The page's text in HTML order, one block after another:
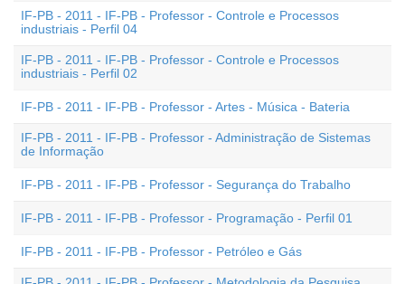
IF-PB - 2011 - IF-PB - Professor - Controle e Processos
industriais - Perfil 04
IF-PB - 2011 - IF-PB - Professor - Controle e Processos
industriais - Perfil 02
IF-PB - 2011 - IF-PB - Professor - Artes - Música - Bateria
IF-PB - 2011 - IF-PB - Professor - Administração de Sistemas
de Informação
IF-PB - 2011 - IF-PB - Professor - Segurança do Trabalho
IF-PB - 2011 - IF-PB - Professor - Programação - Perfil 01
IF-PB - 2011 - IF-PB - Professor - Petróleo e Gás